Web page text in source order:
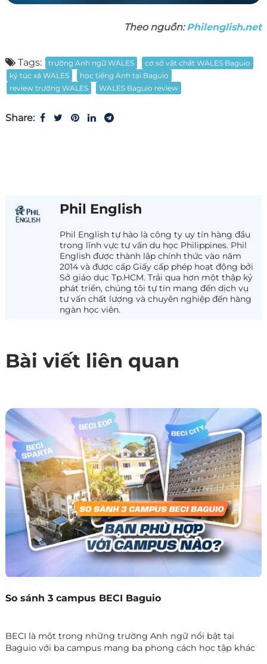
Theo nguồn:Philenglish.net
Tags: trường Anh ngữ WALES
cơ sở vật chất WALES Baguio
ký túc xá WALES
học tiếng Anh tại Baguio
review trường WALES
WALES Baguio review
Share:
Phil English
Phil English tự hào là công ty uy tín hàng đầu
trong lĩnh vực tư vấn du học Philippines. Phil
English được thành lập chính thức vào năm
2014 và được cấp Giấy cấp phép hoạt động bởi
Sở giáo dục Tp.HCM. Trải qua hơn một thập kỷ
phát triển, chúng tôi tự tin mang đến dịch vụ
tư vấn chất lượng và chuyên nghiệp đến hàng
ngàn học viên.
Bài viết liên quan
So sánh 3 campus BECI Baguio
BECI là một trong những trường Anh ngữ nổi bật tại
Baguio với ba campus mang ba phong cách học tập khác